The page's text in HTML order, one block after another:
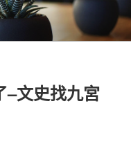
–文史找九宮